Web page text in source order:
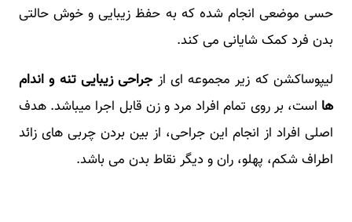
حسی موضعی انجام شده که به حفظ زیبایی و خوش حالتی
بدن فرد کمک شایانی می کند.
لیپوساکشن که زیر مجموعه ای از جراحی زیبایی تنه و اندام
ها است، بر روی تمام افراد مرد و زن قابل اجرا میباشد. هدف
اصلی افراد از انجام این جراحی، از بین بردن چربی های زائد
اطراف شکم، پهلو، ران و دیگر نقاط بدن می باشد.